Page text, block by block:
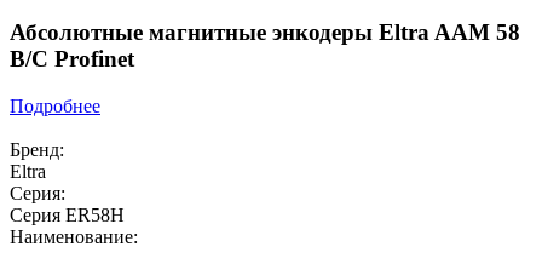
Абсолютные магнитные энкодеры Eltra AAM 58
B/C Profinet
Подробнее
Бренд:
Eltra
Серия:
Серия ER58H
Наименование: